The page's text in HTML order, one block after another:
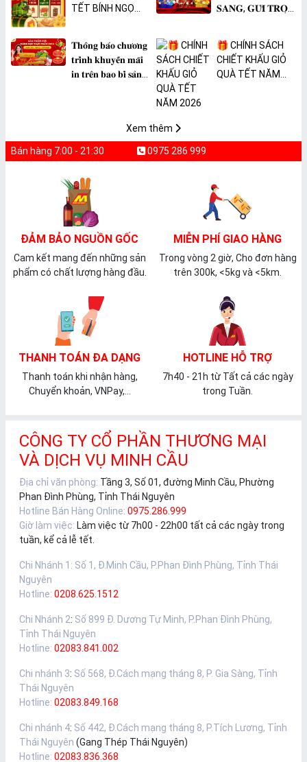
TẾT BÍNH NGỌ
𝐒𝐀𝐍𝐆, 𝐆𝐔̛̉𝐈 𝐓𝐑𝐎̣𝐍
𝐓𝐡𝐨̂𝐧𝐠 𝐛𝐚́𝐨 𝐜𝐡𝐮̛𝐨̛𝐧𝐠
𝐭𝐫𝐢̀𝐧𝐡 𝐤𝐡𝐮𝐲𝐞̂́𝐧 𝐦𝐚̃𝐢
𝐢𝐧 𝐭𝐫𝐞̂𝐧 𝐛𝐚𝐨 𝐛𝐢̀ 𝐬𝐚̉𝐧
🎁 CHÍNH SÁCH
CHIẾT KHẤU GIỎ
QUÀ TẾT NĂM
Xem thêm
Bán hàng 7:00 - 21:30 0975 286 999
ĐẢM BẢO NGUỒN GỐC
Cam kết mang đến những sản
phẩm có chất lượng hàng đầu.
MIỄN PHÍ GIAO HÀNG
Trong vòng 2 giờ, Cho đơn hàng
trên 300k, <5kg và <5km.
THANH TOÁN ĐA DẠNG
Thanh toán khi nhận hàng,
Chuyển khoản, VNPay,...
HOTLINE HỖ TRỢ
7h40 - 21h từ Tất cả các ngày
trong Tuần.
CÔNG TY CỔ PHẦN THƯƠNG MẠI
VÀ DỊCH VỤ MINH CẦU
Địa chỉ văn phòng: Tầng 3, Số 01, đường Minh Cầu, Phường
Phan Đình Phùng, Tỉnh Thái Nguyên
Hotline Bán Hàng Online: 0975.286.999
Giờ làm việc: Làm việc từ 7h00 - 22h00 tất cả các ngày trong
tuần, kể cả lễ tết.
Chi Nhánh 1 : Số 1, Đ.Minh Cầu, P.Phan Đình Phùng, Tỉnh Thái
Nguyên
Hotline: 0208.625.1512
Chi Nhánh 2: Số 899 Đ. Dương Tự Minh, P.Phan Đình Phùng,
Tỉnh Thái Nguyên
Hotline: 02083.841.002
Chi nhánh 3: Số 568, Đ.Cách mạng tháng 8, P. Gia Sàng, Tỉnh
Thái Nguyên
Hotline: 02083.849.168
Chi nhánh 4: Số 442, Đ.Cách mạng tháng 8, P.Tích Lương, Tỉnh
Thái Nguyên (Gang Thép Thái Nguyên)
Hotline: 02083.836.368